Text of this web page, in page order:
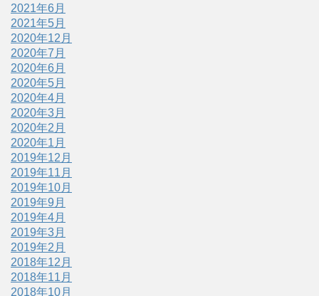
2021年6月
2021年5月
2020年12月
2020年7月
2020年6月
2020年5月
2020年4月
2020年3月
2020年2月
2020年1月
2019年12月
2019年11月
2019年10月
2019年9月
2019年4月
2019年3月
2019年2月
2018年12月
2018年11月
2018年10月